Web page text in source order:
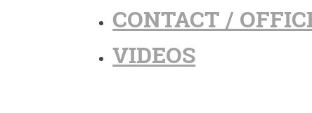
CONTACT /
VIDEOS